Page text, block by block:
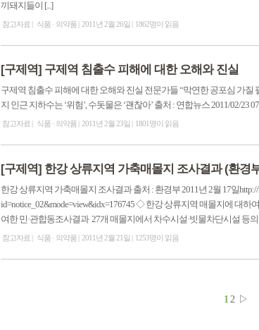
끼돼지들이 [...]
참고자료 식품 · 의약품 2011년 2월 26일 1862명이 읽음
[구제역] 구제역 침출수 피해에 대한 오해와 진실
구제역 침출수 피해에 대한 오해와 진실 전문가들 “막연한 공포심 가
지 인근 지하수는 ‘위험’, 수돗물은 ‘괜찮아’ 출처 : 연합뉴스 2011/02/23
참고자료 식품 · 의약품 2011년 2월 23일 1801명이 읽음
[구제역] 한강 상류지역 가축매몰지 조사결과 (환경
한강 상류지역 가축매몰지 조사결과 출처 : 환경부 2011년 2월 17일http://
id=notice_02&mode=view&idx=176745 ◇ 한강 상류지역 매몰지에 대
여한 민·관합동조사결과 27개 매몰지에서 차수시설·빗물차단시설 등
참고자료 식품 · 의약품 2011년 2월 21일 1253명이 읽음
1 2 ▷